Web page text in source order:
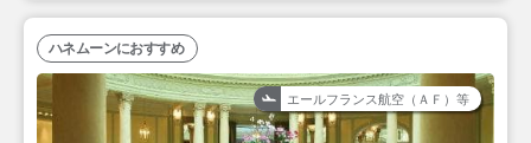
エールフランス航空（ＡＦ）等
ハネムーンにおすすめ